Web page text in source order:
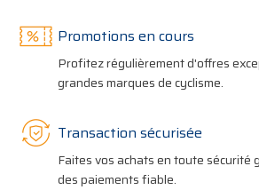
Promotions en cours
Profitez régulièrement d'offres
grandes marques de cyclisme.
Transaction sécurisée
Faites vos achats en toute sécurité
des paiements fiable.